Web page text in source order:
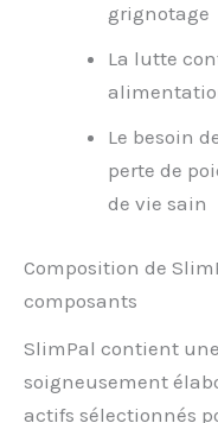
grignotage
La lutte
Le besoin
perte de
de vie sain
Composition de
composants
SlimPal contient
soigneusement
actifs sélectionnés